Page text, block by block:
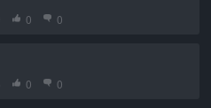
0 0
0 0